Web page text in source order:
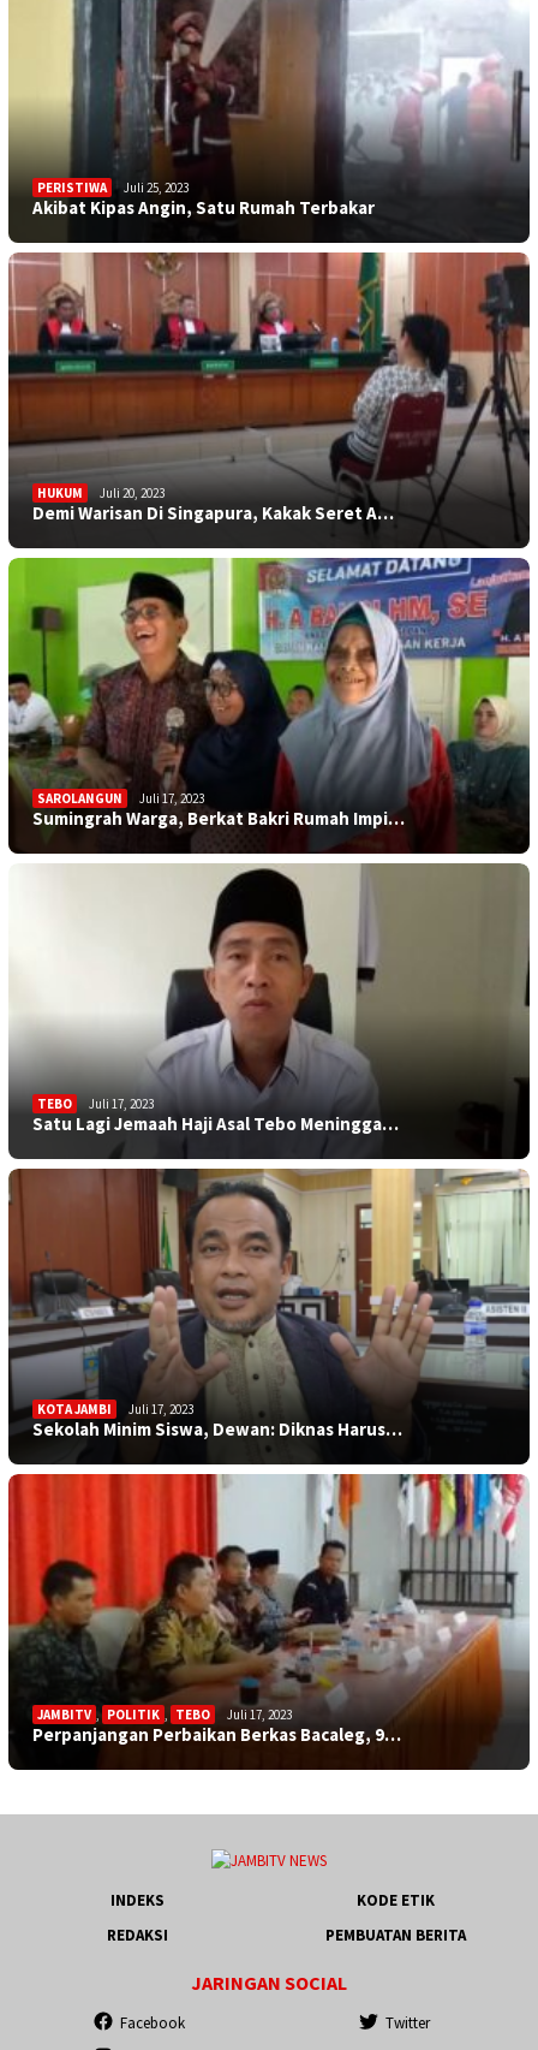
PERISTIWA Juli 25, 2023
Akibat Kipas Angin, Satu Rumah Terbakar
HUKUM Juli 20, 2023
Demi Warisan Di Singapura, Kakak Seret A…
SAROLANGUN Juli 17, 2023
Sumingrah Warga, Berkat Bakri Rumah Impi…
TEBO Juli 17, 2023
Satu Lagi Jemaah Haji Asal Tebo Meningga…
KOTA JAMBI Juli 17, 2023
Sekolah Minim Siswa, Dewan: Diknas Harus…
JAMBITV , POLITIK , TEBO Juli 17, 2023
Perpanjangan Perbaikan Berkas Bacaleg, 9…
INDEKS
KODE ETIK
REDAKSI
PEMBUATAN BERITA
JARINGAN SOCIAL
Facebook
Twitter